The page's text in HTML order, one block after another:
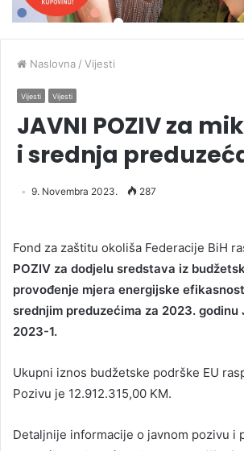
Naslovna / Vijesti
Vijesti Vijesti
JAVNI POZIV za
i srednja
9. Novembra 2023. 287
Fond za zaštitu okoliša Federacije BiH
POZIV za dodjelu sredstava iz
provođenje mjera energijske
srednjim preduzećima za 2023. godinu
2023-1.
Ukupni iznos budžetske podrške EU
Pozivu je 12.912.315,00 KM.
Detaljnije informacije o javnom pozivu i